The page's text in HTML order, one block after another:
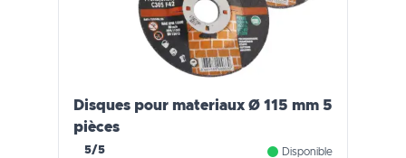
Disques pour materiaux Ø 115 mm 5
pièces
5/5 Disponible